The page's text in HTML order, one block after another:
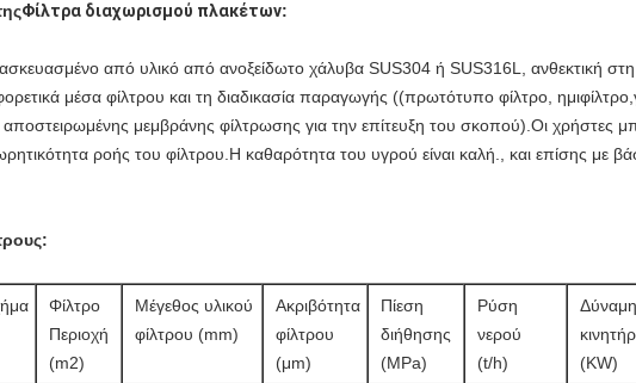
Φίλτρα διαχωρισμού πλακέτων:
από υλικό από ανοξείδωτο χάλυβα SUS304 ή SUS316L, ανθεκτική
μέσα φίλτρου και τη διαδικασία παραγωγής ((πρωτότυπο φίλτρο,
μεμβράνης φίλτρωσης για την επίτευξη του σκοπού). Οι χρήστες
ροής του φίλτρου.Η καθαρότητα του υγρού είναι καλή., και επίσης με
Φίλτρο
Περιοχή
(m2)
Μέγεθος υλικού
φίλτρου (mm)
Ακριβότητα
φίλτρου
(μm)
Πίεση
διήθησης
(MPa)
Ρύση
νερού
(t/h)
Δύναμη
(KW)